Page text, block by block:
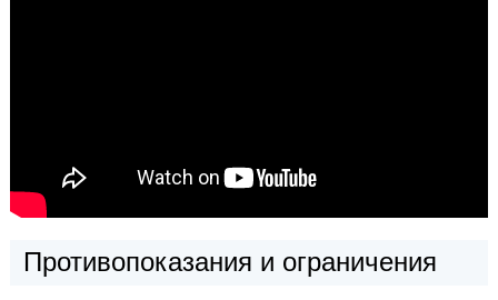
Противопоказания и ограничения